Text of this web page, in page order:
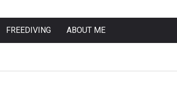
FREEDIVING ABOUT ME